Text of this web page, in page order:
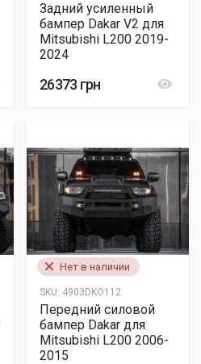
Задний усиленный
бампер Dakar V2 для
Mitsubishi L200 2019-
2024
26373 грн
Нет в наличии
SKU: 4903DKO112
Передний силовой
бампер Dakar для
Mitsubishi L200 2006-
2015